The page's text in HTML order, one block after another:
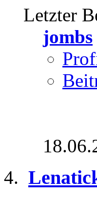
Letzter
jombs